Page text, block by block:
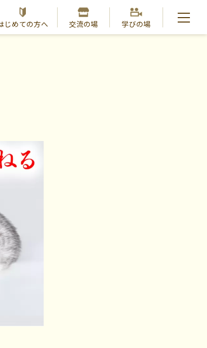
じめての方へ 交流の場 学びの場